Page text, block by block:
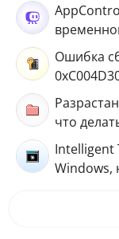
Ошибка
что
Intelligent